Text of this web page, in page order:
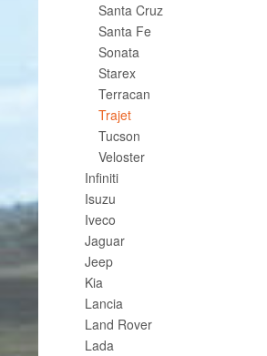
Santa Cruz
Santa Fe
Sonata
Starex
Terracan
Trajet
Tucson
Veloster
Infiniti
Isuzu
Iveco
Jaguar
Jeep
Kia
Lancia
Land Rover
Lada